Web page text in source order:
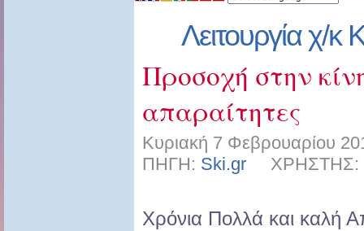
Λειτουργία χ/κ
Προσοχή στην
απαραίτητες
Κυριακή 7 Φεβρουαρίου
ΠΗΓΗ: Ski.gr ΧΡΗΣΤΗΣ:
Χρόνια Πολλά και καλή